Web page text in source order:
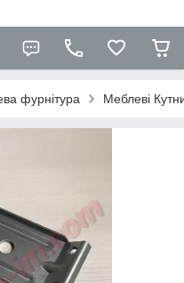
фурнітура Меблеві